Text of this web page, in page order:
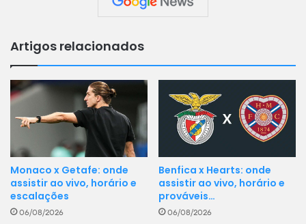
Artigos relacionados
Monaco x Getafe: onde
assistir ao vivo, horário e
escalações
06/08/2026
Benfica x Hearts: onde
assistir ao vivo, horário e
prováveis…
06/08/2026